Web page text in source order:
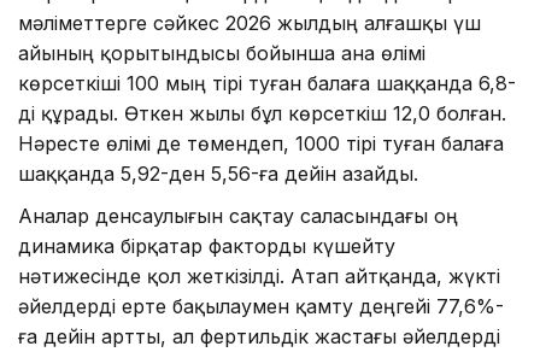
мәліметтерге сәйкес 2026 жылдың алғашқы үш
айының қорытындысы бойынша ана өлімі
көрсеткіші 100 мың тірі туған балаға шаққанда 6,8-
ді құрады. Өткен жылы бұл көрсеткіш 12,0 болған.
Нәресте өлімі де төмендеп, 1000 тірі туған балаға
шаққанда 5,92-ден 5,56-ға дейін азайды.
Аналар денсаулығын сақтау саласындағы оң
динамика бірқатар факторды күшейту
нәтижесінде қол жеткізілді. Атап айтқанда, жүкті
әйелдерді ерте бақылаумен қамту деңгейі 77,6%-
ға дейін артты, ал фертильдік жастағы әйелдерді